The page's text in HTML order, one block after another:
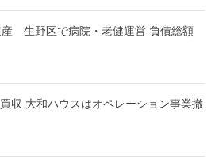
生野区で病院・老健運営 負債総額
収 大和ハウスはオペレーション事業撤